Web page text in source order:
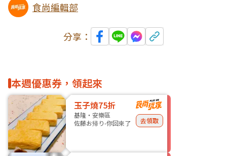
食尚編輯部
分享：
本週優惠券，領起來
玉子燒75折
基隆・安樂區
佐藤お帰り-你回來了
去領取